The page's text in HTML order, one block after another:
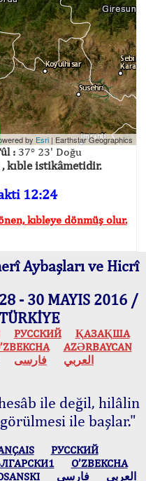
by Esri | Earthstar Geographics
:37° 23' Doğu
kıble istikâmetidir.
12:24
kıbleye dönmüş olur.
Aybaşları ve Hicrî
- 30 MAYIS 2016 /
РУССКИЙ
ҚАЗАҚША
AZӘRBAYCAN
العربي فارسی
ile değil, hilâlin
ile başlar."
РУССКИЙ
O’ZBEKCHA
العربي فارسی